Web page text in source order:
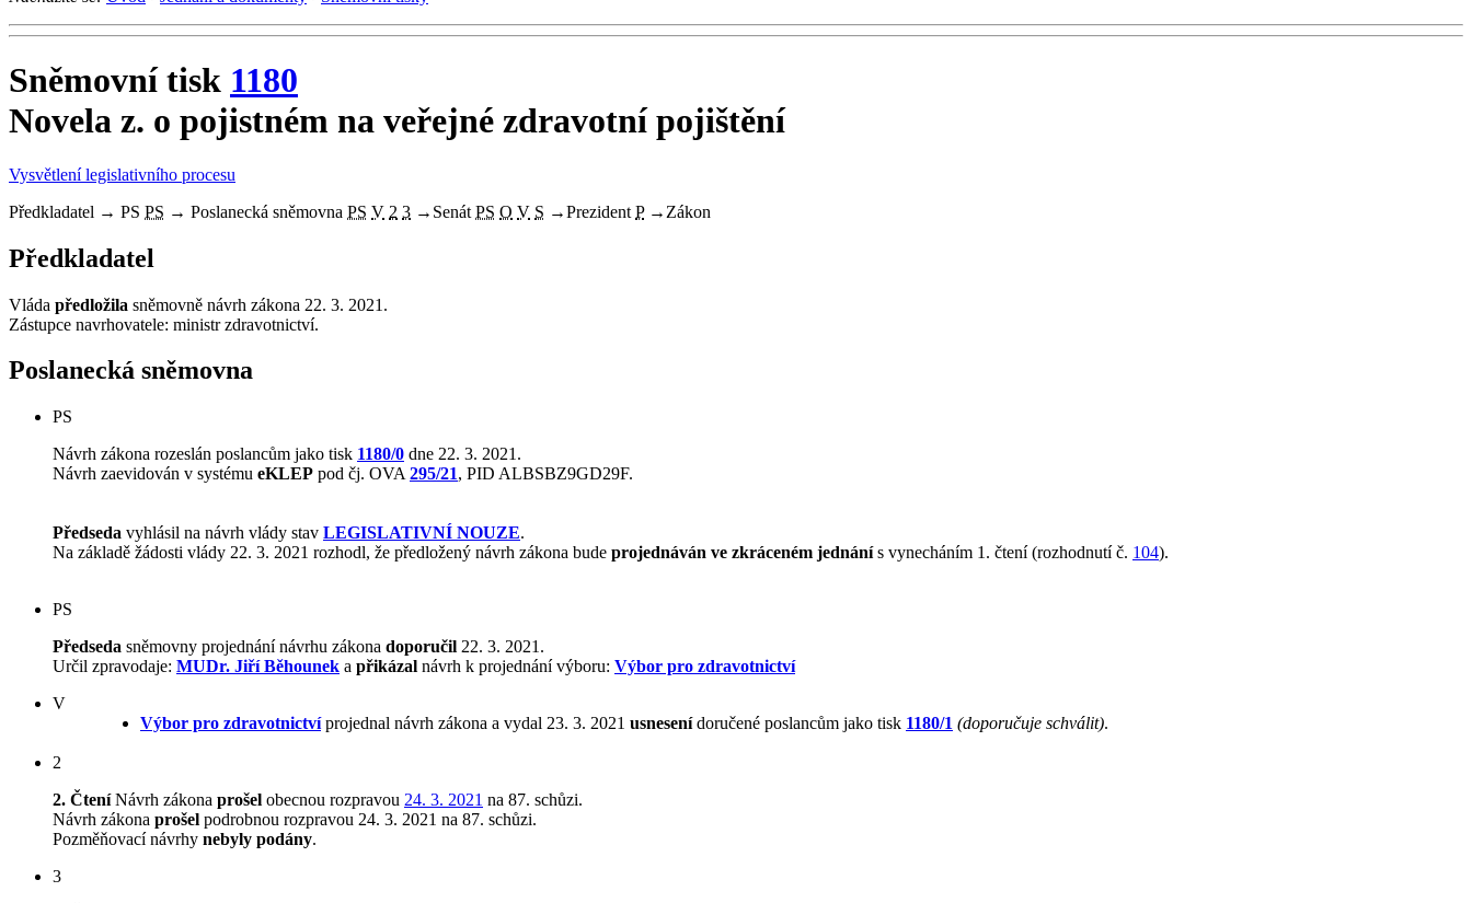
Sněmovní tisk 1180
Novela z. o pojistném na veřejné zdravotní pojištění
Vysvětlení legislativního procesu
Předkladatel → PS PS → Poslanecká sněmovna PS V 2 3 → Senát PS O V S →Prezident P → Zákon
Předkladatel
Vláda předložila sněmovně návrh zákona 22. 3. 2021.
Zástupce navrhovatele: ministr zdravotnictví.
Poslanecká sněmovna
PS
Návrh zákona rozeslán poslancům jako tisk 1180/0 dne 22. 3. 2021.
Návrh zaevidován v systému eKLEP pod čj. OVA 295/21, PID ALBSBZ9GD29F.
Předseda vyhlásil na návrh vlády stav LEGISLATIVNÍ NOUZE.
Na základě žádosti vlády 22. 3. 2021 rozhodl, že předložený návrh zákona bude projednáván ve zkráceném jednánís vynecháním 1. čtení (rozhodnutí č. 104).
PS
Předseda sněmovny projednání návrhu zákona doporučil 22. 3. 2021.
Určil zpravodaje: MUDr. Jiří Běhounek a přikázal návrh k projednání výboru: Výbor pro zdravotnictví
V
Výbor pro zdravotnictvíprojednal návrh zákona a vydal 23. 3. 2021 usnesenídoručené poslancům jako tisk 1180/1 (doporučuje schválit).
2
2. ČteníNávrh zákona prošel obecnou rozpravou 24. 3. 2021 na 87. schůzi.
Návrh zákona prošel podrobnou rozpravou 24. 3. 2021 na 87. schůzi.
Pozměňovací návrhy nebyly podány.
3